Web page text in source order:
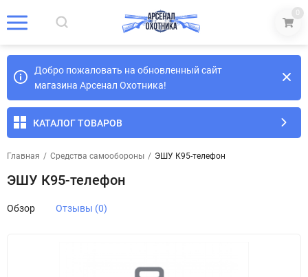
0
Добро пожаловать на обновленный сайт
магазина Арсенал Охотника!
КАТАЛОГ ТОВАРОВ
Главная / Средства самообороны / ЭШУ К95-телефон
ЭШУ К95-телефон
Обзор Отзывы (0)